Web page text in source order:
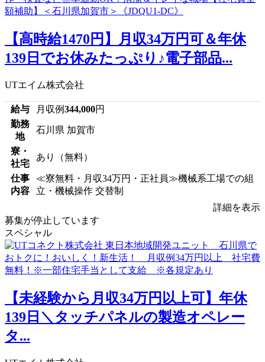
【高時給1470円】月収34万円可＆年休
139日でお休みたっぷり♪電子部品...
UTエイム株式会社
給与 月収例344,000円
勤務
地
石川県 加賀市
寮・
社宅
あり（無料）
仕事
内容
≪寮無料・月収34万円・正社員≫機械系工場での組
立・機械操作 交替制
詳細を表示
募集が停止しています
スペシャル
【未経験から月収34万円以上可】年休
139日＼タッチパネルの製造オペレー
タ...